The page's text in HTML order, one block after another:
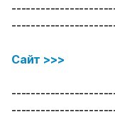
Сайт >>>